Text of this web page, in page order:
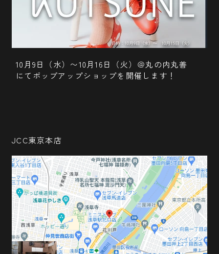
10月9日（水）〜10月16日（火）＠丸の内丸善
にてポップアップショップを開催します！
JCC東京本店